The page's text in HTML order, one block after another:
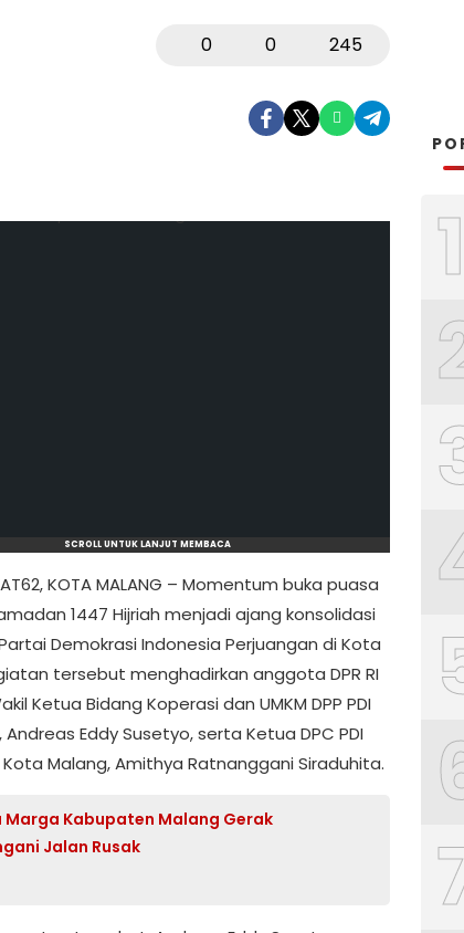
0 0 245
SCROLL UNTUK LANJUT MEMBACA
KOTA MALANG – Momentum buka puasa
1447 Hijriah menjadi ajang konsolidasi
Demokrasi Indonesia Perjuangan di Kota
tersebut menghadirkan anggota DPR RI
Ketua Bidang Koperasi dan UMKM DPP PDI
Andreas Eddy Susetyo, serta Ketua DPC PDI
Malang, Amithya Ratnanggani Siraduhita.
Marga Kabupaten Malang Gerak
Jalan Rusak
1